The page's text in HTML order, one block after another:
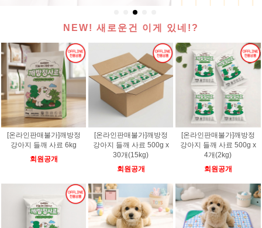
NEW! 새로운건 이게 있네!?
[온라인판매불가]깨방정
강아지 들깨 사료 6kg
회원공개
[온라인판매불가]깨방정
강아지 들깨 사료 500g x
30개(15kg)
회원공개
[온라인판매불가]깨방정
강아지 들깨 사료 500g x
4개(2kg)
회원공개